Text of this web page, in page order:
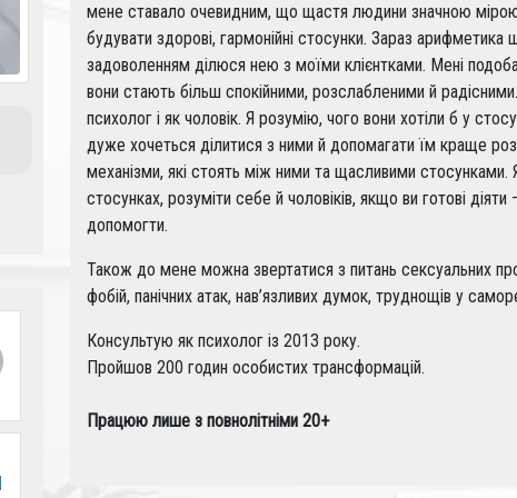
мене ставало очевидним, що щастя людини значною мірою
будувати здорові, гармонійні стосунки. Зараз
задоволенням ділюся нею з моїми клієнтками. Мені
вони стають більш спокійними, розслабленими й
психолог і як чоловік. Я розумію, чого вони хотіли б у
дуже хочеться ділитися з ними й допомагати їм краще
механізми, які стоять між ними та щасливими
стосунках, розуміти себе й чоловіків, якщо ви готові
допомогти.
Також до мене можна звертатися з питань сексуальних
фобій, панічних атак, нав’язливих думок, труднощів у
Консультую як психолог із 2013 року.
Пройшов 200 годин особистих трансформацій.
Працюю лише з повнолітніми 20+